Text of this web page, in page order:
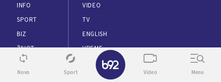
INFO
SPORT
BIZ
ŽIVOT
ZDRAVLJE
PUTOVANJA
VIDEO
TV
ENGLISH
VREME
Novo Sport Video Menu
✕